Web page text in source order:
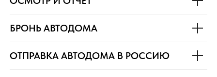
БРОНЬ АВТОДОМА
ОТПРАВКА АВТОДОМА В РОССИЮ